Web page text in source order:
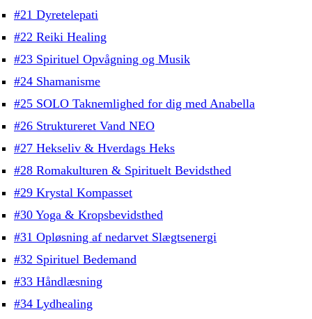
#21 Dyretelepati
#22 Reiki Healing
#23 Spirituel Opvågning og Musik
#24 Shamanisme
#25 SOLO Taknemlighed for dig med Anabella
#26 Struktureret Vand NEO
#27 Hekseliv & Hverdags Heks
#28 Romakulturen & Spirituelt Bevidsthed
#29 Krystal Kompasset
#30 Yoga & Kropsbevidsthed
#31 Opløsning af nedarvet Slægtsenergi
#32 Spirituel Bedemand
#33 Håndlæsning
#34 Lydhealing